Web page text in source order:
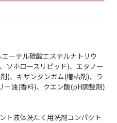
ーテル硫酸エステルナトリウ
ソホロースリピッド)、エタノー
)、キサンタンガム(増粘剤)、ラ
ー油(香料)、クエン酸(pH調整剤)
ト液体洗たく用洗剤コンパクト